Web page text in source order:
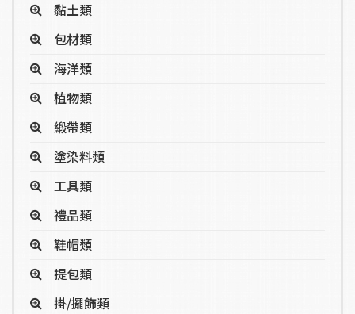
黏土類
包材類
海洋類
植物類
緞帶類
塗染料類
工具類
禮品類
鞋帽類
提包類
掛/擺飾類